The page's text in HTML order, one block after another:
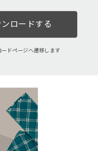
ロードする
ードページへ遷移します